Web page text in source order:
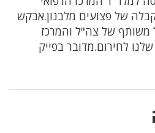
של פצועים מלבנון.אבקש
משותף של צה"ל והמרכז
לחירום.מדובר בפייק